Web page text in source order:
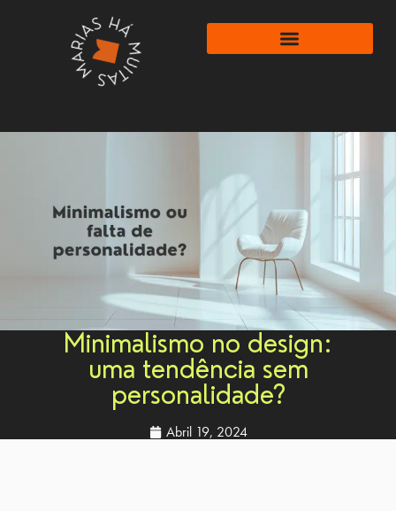
Minimalismo no design:
uma tendência sem
personalidade?
Abril 19, 2024